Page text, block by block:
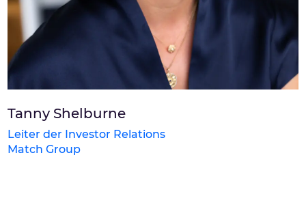
Tanny Shelburne
Leiter der Investor Relations
Match Group